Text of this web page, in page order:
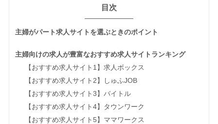
目次
主婦がパート求人サイトを選ぶときのポイント
主婦向けの求人が豊富なおすすめ求人サイトランキング
【おすすめ求人サイト1】求人ボックス
【おすすめ求人サイト2】しゅふJOB
【おすすめ求人サイト3】バイトル
【おすすめ求人サイト4】タウンワーク
【おすすめ求人サイト5】ママワークス